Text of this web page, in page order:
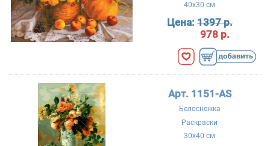
40x30 см
Цена:1397 р.
978 р.
Арт. 1151-AS
Белоснежка
Раскраски
30x40 см